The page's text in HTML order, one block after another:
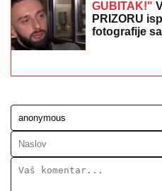
VODITELJKA RTS-A
praćka u 52. godini:
zašto važi za jednu od
na Novom
odluku: